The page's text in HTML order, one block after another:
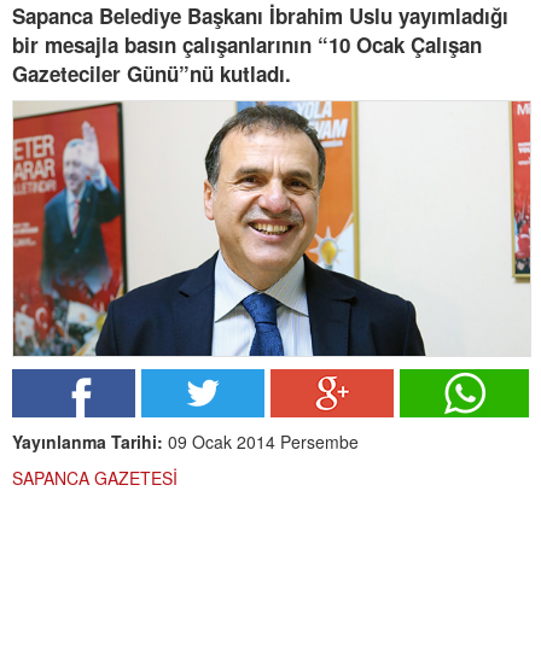
Sapanca Belediye Başkanı İbrahim Uslu yayımladığı
bir mesajla basın çalışanlarının “10 Ocak Çalışan
Gazeteciler Günü”nü kutladı.
Yayınlanma Tarihi: 09 Ocak 2014 Persembe
SAPANCA GAZETESİ